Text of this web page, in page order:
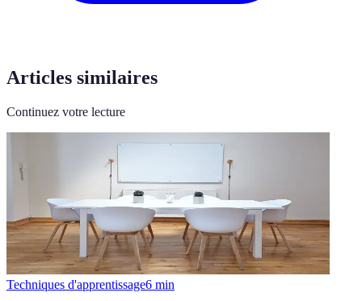
Articles similaires
Continuez votre lecture
Techniques d'apprentissage6 min